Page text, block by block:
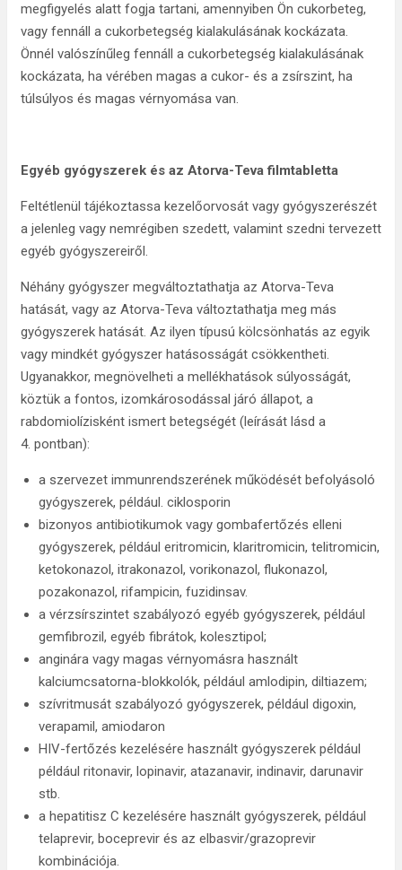
megfigyelés alatt fogja tartani, amennyiben Ön cukorbeteg,
vagy fennáll a cukorbetegség kialakulásának kockázata.
Önnél valószínűleg fennáll a cukorbetegség kialakulásának
kockázata, ha vérében magas a cukor- és a zsírszint, ha
túlsúlyos és magas vérnyomása van.
Egyéb gyógyszerek és az Atorva-Teva filmtabletta
Feltétlenül tájékoztassa kezelőorvosát vagy gyógyszerészét
a jelenleg vagy nemrégiben szedett, valamint szedni tervezett
egyéb gyógyszereiről.
Néhány gyógyszer megváltoztathatja az Atorva-Teva
hatását, vagy az Atorva-Teva változtathatja meg más
gyógyszerek hatását. Az ilyen típusú kölcsönhatás az egyik
vagy mindkét gyógyszer hatásosságát csökkentheti.
Ugyanakkor, megnövelheti a mellékhatások súlyosságát,
köztük a fontos, izomkárosodással járó állapot, a
rabdomiolízisként ismert betegségét (leírását lásd a
4. pontban):
a szervezet immunrendszerének működését befolyásoló
gyógyszerek, például. ciklosporin
bizonyos antibiotikumok vagy gombafertőzés elleni
gyógyszerek, például eritromicin, klaritromicin, telitromicin,
ketokonazol, itrakonazol, vorikonazol, flukonazol,
pozakonazol, rifampicin, fuzidinsav.
a vérzsírszintet szabályozó egyéb gyógyszerek, például
gemfibrozil, egyéb fibrátok, kolesztipol;
anginára vagy magas vérnyomásra használt
kalciumcsatorna-blokkolók, például amlodipin, diltiazem;
szívritmusát szabályozó gyógyszerek, például digoxin,
verapamil, amiodaron
HIV-fertőzés kezelésére használt gyógyszerek például
például ritonavir, lopinavir, atazanavir, indinavir, darunavir
stb.
a hepatitisz C kezelésére használt gyógyszerek, például
telaprevir, boceprevir és az elbasvir/grazoprevir
kombinációja.